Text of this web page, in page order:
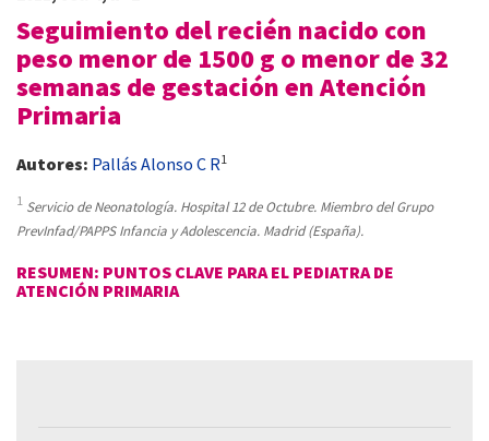
Seguimiento del recién nacido con
peso menor de 1500 g o menor de 32
semanas de gestación en Atención
Primaria
Autores: Pallás Alonso C R1
1 Servicio de Neonatología. Hospital 12 de Octubre. Miembro del Grupo
PrevInfad/PAPPS Infancia y Adolescencia. Madrid (España).
RESUMEN: PUNTOS CLAVE PARA EL PEDIATRA DE
ATENCIÓN PRIMARIA